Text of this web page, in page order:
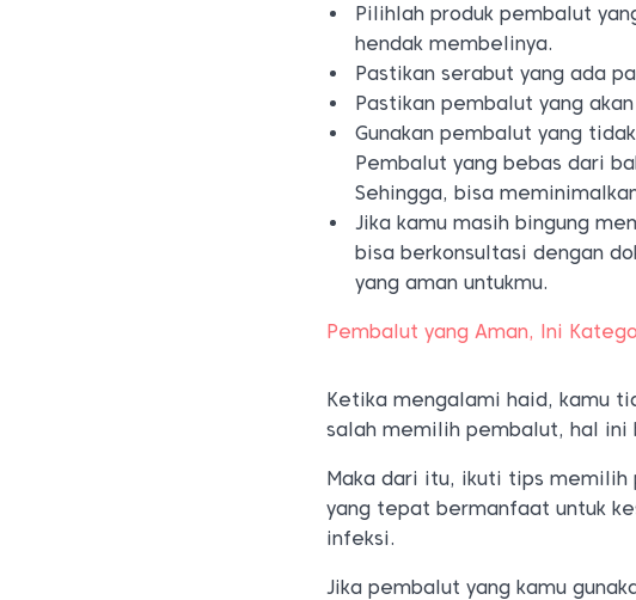
Pilihlah produk pembalut
hendak membelinya.
Pastikan serabut yang ada
Pastikan pembalut yang
Gunakan pembalut yang
Pembalut yang bebas dari
Sehingga, bisa
Jika kamu masih bingung
bisa berkonsultasi dengan
yang aman untukmu.
Pembalut yang Aman, Ini
Ketika mengalami haid, kamu
salah memilih pembalut, hal ini
Maka dari itu, ikuti tips memilih
yang tepat bermanfaat untuk
infeksi.
Jika pembalut yang kamu